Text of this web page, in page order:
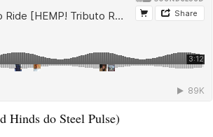
Hinds do Steel Pulse)